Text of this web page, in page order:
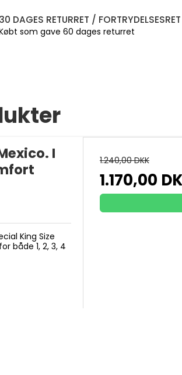
30 DAGES RETURRET / FORTRYDELSESRET
som gave 60 dages returret
I
King Size
både 1, 2, 3, 4
1.240,00 DKK
1.170,00